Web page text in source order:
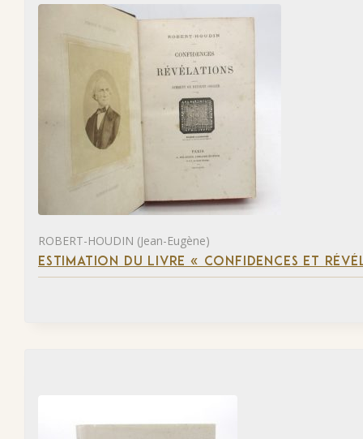
ROBERT-HOUDIN (Jean-Eugène)
ESTIMATION DU LIVRE « CONFIDENCES ET